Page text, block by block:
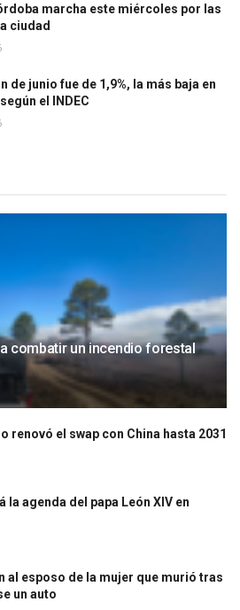
marcha este miércoles por las
ciudad
de junio fue de 1,9%, la más baja en
el INDEC
combatir un incendio forestal
renovó el swap con China hasta 2031
la agenda del papa León XIV en
al esposo de la mujer que murió tras
un auto